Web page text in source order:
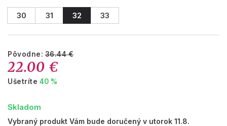
30 31 32 33
Pôvodne:36.44 €
22.00 €
Ušetríte 40 %
Skladom
Vybraný produkt Vám bude doručený v utorok 11.8.